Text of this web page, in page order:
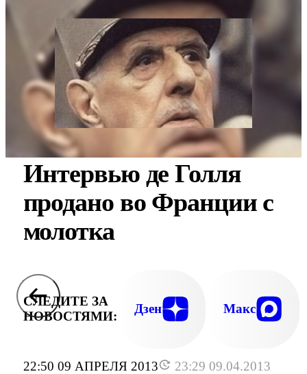
22:50 09 АПРЕЛЯ 2013
23:29 09.04.2013
Интервью де Голля
продано во Франции с
молотка
СЛЕДИТЕ ЗА
НОВОСТЯМИ:
Дзен Макс